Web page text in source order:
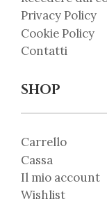
Privacy Policy
Cookie Policy
Contatti
SHOP
Carrello
Cassa
Il mio account
Wishlist